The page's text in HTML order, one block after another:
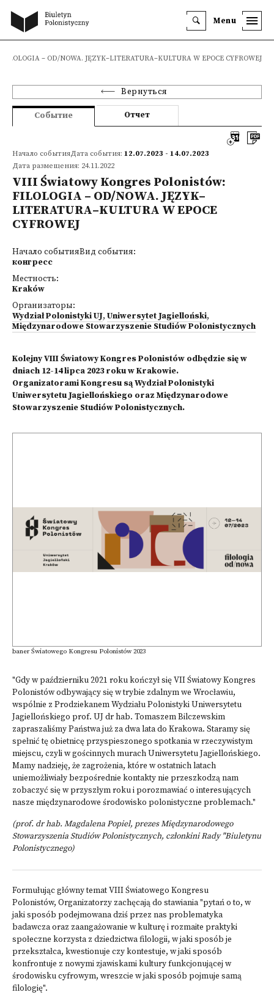
Menu
– OD/NOWA. JĘZYK–LITERATURA–KULTURA W EPOCE CYFROWEJ
Вернуться
Событие Отчет
Начало событияДата события: 12.07.2023 - 14.07.2023
Дата размещения: 24.11.2022
VIII Światowy Kongres Polonistów:
FILOLOGIA – OD/NOWA. JĘZYK–
LITERATURA–KULTURA W EPOCE
CYFROWEJ
Начало событияВид события:
конгресс
Местность:
Kraków
Организаторы:
Wydział Polonistyki UJ, Uniwersytet Jagielloński,
Międzynarodowe Stowarzyszenie Studiów Polonistycznych
Kolejny VIII Światowy Kongres Polonistów odbędzie się w
dniach 12-14 lipca 2023 roku w Krakowie.
Organizatorami Kongresu są Wydział Polonistyki
Uniwersytetu Jagiellońskiego oraz Międzynarodowe
Stowarzyszenie Studiów Polonistycznych.
baner Światowego Kongresu Polonistów 2023
"Gdy w październiku 2021 roku kończył się VII Światowy Kongres
Polonistów odbywający się w trybie zdalnym we Wrocławiu,
wspólnie z Prodziekanem Wydziału Polonistyki Uniwersytetu
Jagiellońskiego prof. UJ dr hab. Tomaszem Bilczewskim
zapraszaliśmy Państwa już za dwa lata do Krakowa. Staramy się
spełnić tę obietnicę przyspieszonego spotkania w rzeczywistym
miejscu, czyli w gościnnych murach Uniwersytetu Jagiellońskiego.
Mamy nadzieję, że zagrożenia, które w ostatnich latach
uniemożliwiały bezpośrednie kontakty nie przeszkodzą nam
zobaczyć się w przyszłym roku i porozmawiać o interesujących
nasze międzynarodowe środowisko polonistyczne problemach."
(prof. dr hab. Magdalena Popiel, prezes Międzynarodowego
Stowarzyszenia Studiów Polonistycznych, członkini Rady "Biuletynu
Polonistycznego)
Formułując główny temat VIII Światowego Kongresu
Polonistów, Organizatorzy zachęcają do stawiania "pytań o to, w
jaki sposób podejmowana dziś przez nas problematyka
badawcza oraz zaangażowanie w kulturę i rozmaite praktyki
społeczne korzysta z dziedzictwa filologii, w jaki sposób je
przekształca, kwestionuje czy kontestuje, w jaki sposób
konfrontuje z nowymi zjawiskami kultury funkcjonującej w
środowisku cyfrowym, wreszcie w jaki sposób pojmuje samą
filologię".